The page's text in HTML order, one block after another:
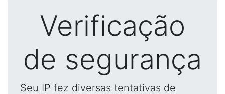
Verificação
de segurança
Seu IP fez diversas tentativas de